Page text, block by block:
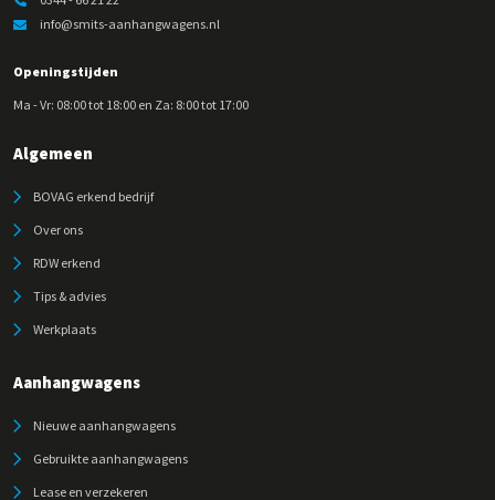
info@smits-aanhangwagens.nl
Openingstijden
Ma - Vr: 08:00 tot 18:00 en Za: 8:00 tot 17:00
Algemeen
BOVAG erkend bedrijf
Over ons
RDW erkend
Tips & advies
Werkplaats
Aanhangwagens
Nieuwe aanhangwagens
Gebruikte aanhangwagens
Lease en verzekeren